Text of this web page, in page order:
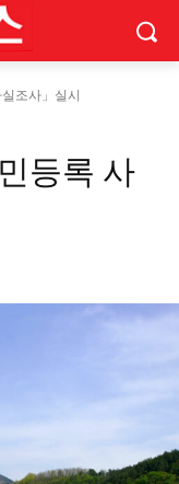
조사」실시
등록 사